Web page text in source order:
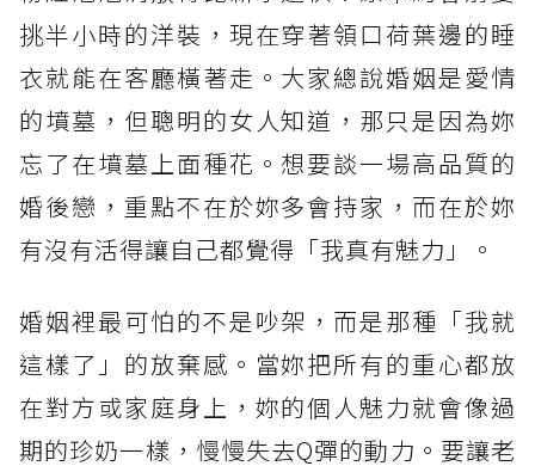
挑半小時的洋裝，現在穿著領口荷葉邊的睡
衣就能在客廳橫著走。大家總說婚姻是愛情
的墳墓，但聰明的女人知道，那只是因為妳
忘了在墳墓上面種花。想要談一場高品質的
婚後戀，重點不在於妳多會持家，而在於妳
有沒有活得讓自己都覺得「我真有魅力」。
婚姻裡最可怕的不是吵架，而是那種「我就
這樣了」的放棄感。當妳把所有的重心都放
在對方或家庭身上，妳的個人魅力就會像過
期的珍奶一樣，慢慢失去Q彈的動力。要讓老